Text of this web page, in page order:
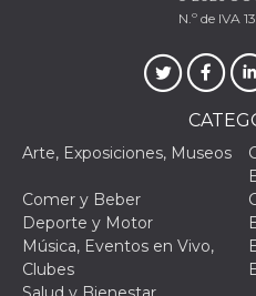
N.º de IVA
Arte, Exposiciones, Museos
Comer y Beber
Deporte y Motor
Música, Eventos en Vivo,
Clubes